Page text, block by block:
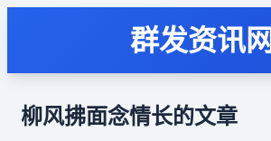
群发资讯网
柳风拂面念情长的文章